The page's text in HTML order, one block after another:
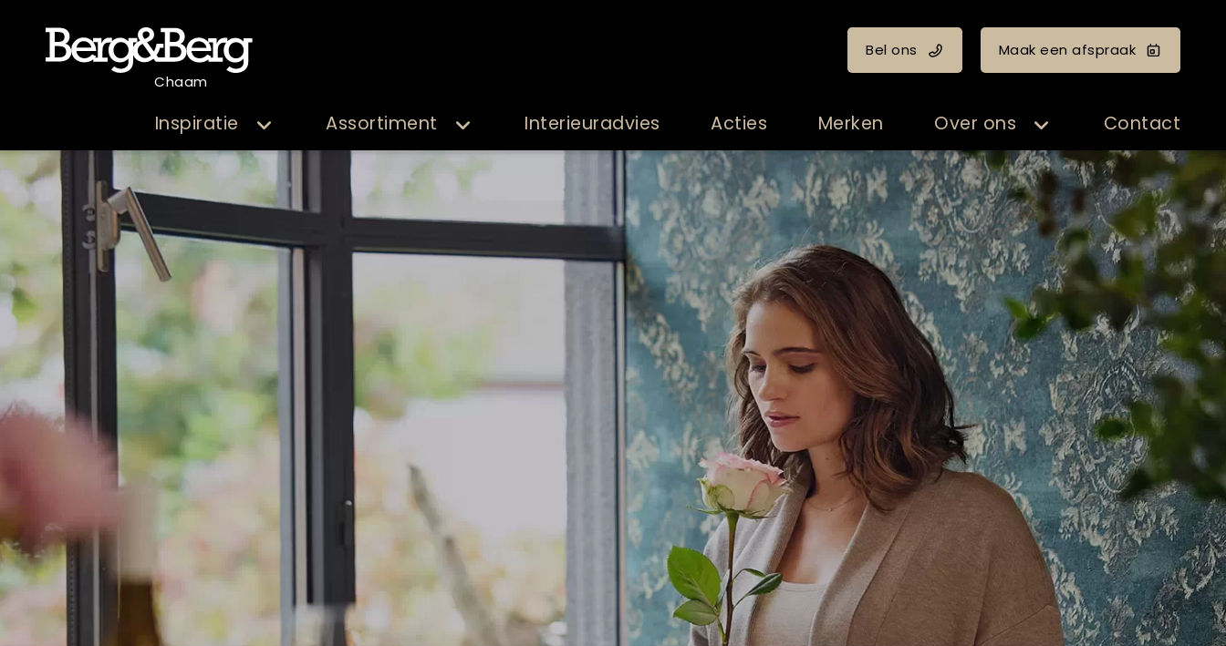
Chaam
Bel ons Maak een afspraak
Inspiratie Assortiment Interieuradvies Acties Merken Over ons Contact